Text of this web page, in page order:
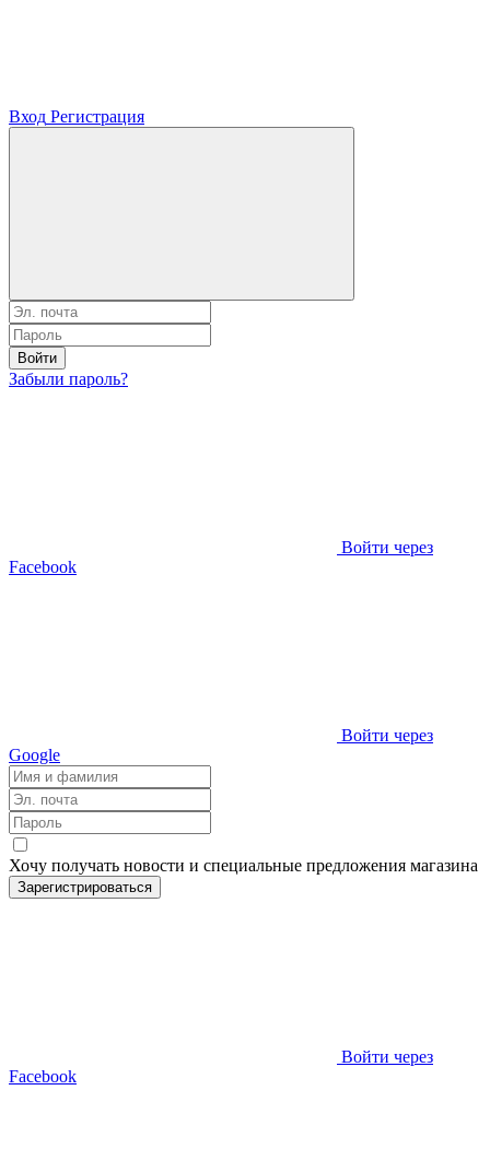
Вход Регистрация
Войти
Забыли пароль?
Войти через
Facebook
Войти через
Google
Хочу получать новости и специальные предложения магазина
Зарегистрироваться
Войти через
Facebook